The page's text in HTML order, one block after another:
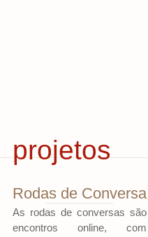
projetos
Rodas de Conversa
As rodas de conversas são
encontros online, com